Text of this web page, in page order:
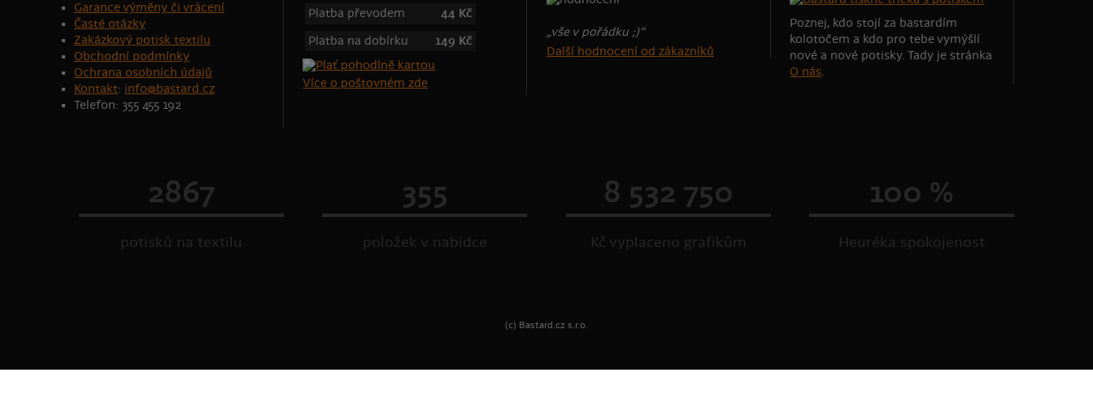
Garance výměny či vrácení
Časté otázky
Zakázkový potisk textilu
Obchodní podmínky
Ochrana osobních údajů
Kontakt: info@bastard.cz
Telefon: 355 455 192
Platba převodem
44 Kč
Platba na dobírku
149 Kč
Více o poštovném zde
„vše v pořádku ;)“
Další hodnocení od zákazníků
Poznej, kdo stojí za bastardím
kolotočem a kdo pro tebe vymýšlí
nové a nové potisky. Tady je stránka
O nás.
2867
potisků na textilu
355
položek v nabídce
8 532 750
Kč vyplaceno grafikům
100 %
Heuréka spokojenost
(c) Bastard.cz s.r.o.